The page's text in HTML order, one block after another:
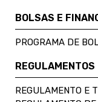
BOLSAS E
PROGRAMA DE
REGULAMENTOS
REGULAMENTO E